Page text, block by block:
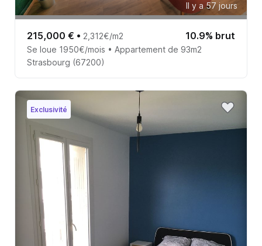
Il y a 57 jours
215,000 € • 2,312€/m2 10.9% brut
Se loue 1950€/mois • Appartement de 93m2
Strasbourg (67200)
Exclusivité